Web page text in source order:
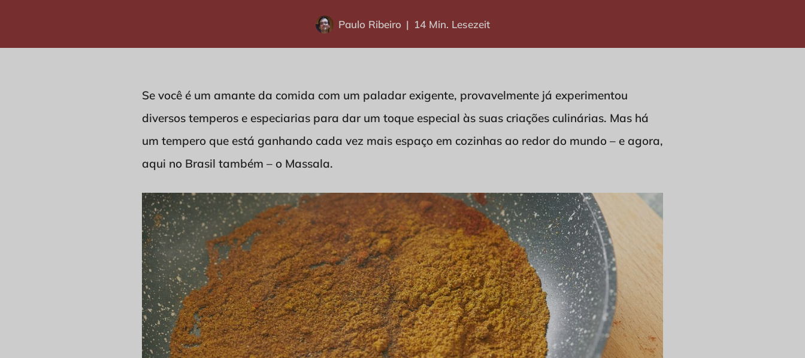
Paulo Ribeiro 14 Min. Lesezeit
Se você é um amante da comida com um paladar exigente, provavelmente já experimentou
diversos temperos e especiarias para dar um toque especial às suas criações culinárias. Mas há
um tempero que está ganhando cada vez mais espaço em cozinhas ao redor do mundo – e agora,
aqui no Brasil também – o Massala.